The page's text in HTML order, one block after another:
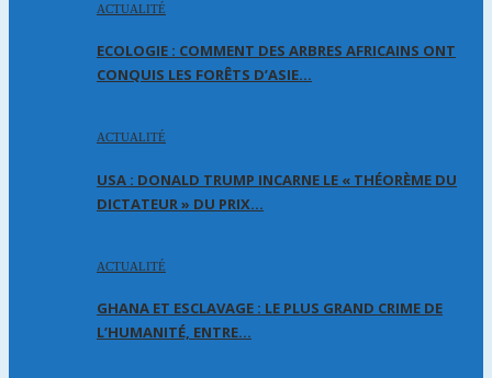
ACTUALITÉ
ECOLOGIE : COMMENT DES ARBRES AFRICAINS ONT
CONQUIS LES FORÊTS D’ASIE…
ACTUALITÉ
USA : DONALD TRUMP INCARNE LE « THÉORÈME DU
DICTATEUR » DU PRIX…
ACTUALITÉ
GHANA ET ESCLAVAGE : LE PLUS GRAND CRIME DE
L’HUMANITÉ, ENTRE…